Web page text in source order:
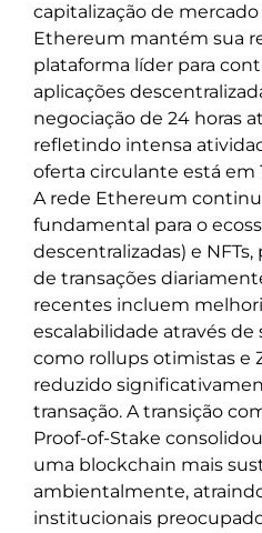
capitalização de mercado
Ethereum mantém sua
plataforma líder para
aplicações
negociação de 24 horas
refletindo intensa
oferta circulante está em
A rede Ethereum
fundamental para o
descentralizadas) e
de transações
recentes incluem
escalabilidade através de
como rollups otimistas e
reduzido
transação. A transição
Proof-of-Stake
uma blockchain mais
ambientalmente,
institucionais